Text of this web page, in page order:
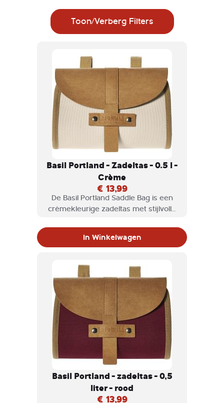
Toon/Verberg Filters
Basil Portland - Zadeltas - 0.5 l -
Crème
€ 13,99
De Basil Portland Saddle Bag is een
crèmekleurige zadeltas met stijlvolle
Portland Saddle Bag is een
aan je zadel te bevestigen is met
behulp van riempjes.
In Winkelwagen
Basil Portland - zadeltas - 0,5
liter - rood
€ 13,99